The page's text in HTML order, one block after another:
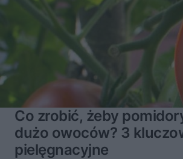
Co zrobić, żeby
dużo owoców? 3
pielęgnacyjne